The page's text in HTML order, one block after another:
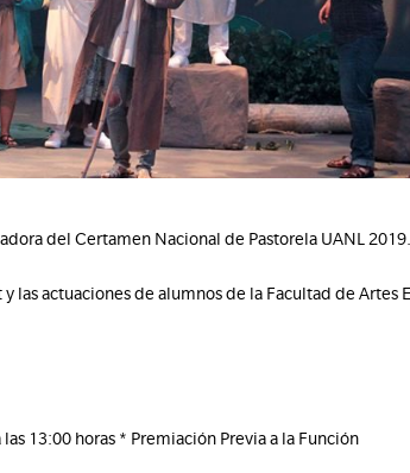
del Certamen Nacional de Pastorela UANL 2019.
las actuaciones de alumnos de la Facultad de Artes
13:00 horas * Premiación Previa a la Función